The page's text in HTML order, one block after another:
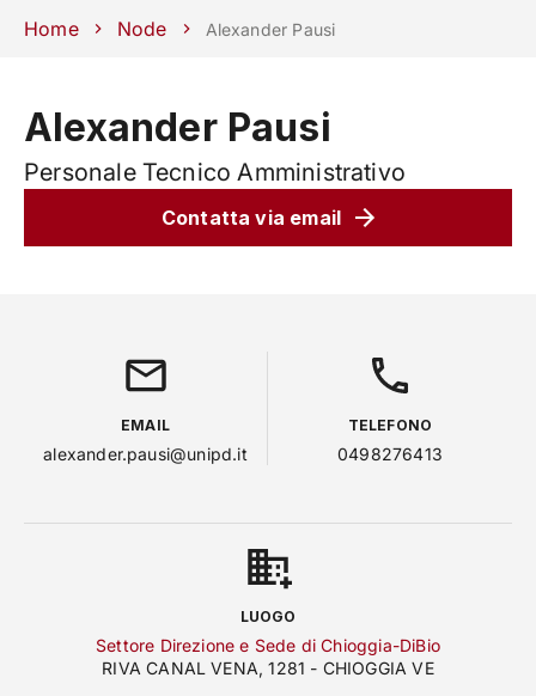
Scuole Dipartimenti Centri
Sostieni
Area
CORSI
RICERCA
Home Node Alexander Pausi
Alexander Pausi
Personale Tecnico Amministrativo
Contatta via email
EMAIL
alexander.pausi@unipd.it
TELEFONO
0498276413
LUOGO
Settore Direzione e Sede di Chioggia-DiBio
RIVA CANAL VENA, 1281 - CHIOGGIA VE